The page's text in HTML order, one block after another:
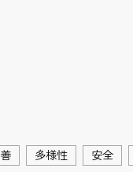
多様性 安全